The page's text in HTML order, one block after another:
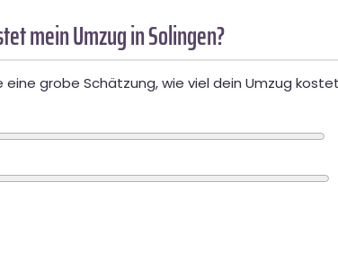
mein Umzug in Solingen?
grobe Schätzung, wie viel dein Umzug